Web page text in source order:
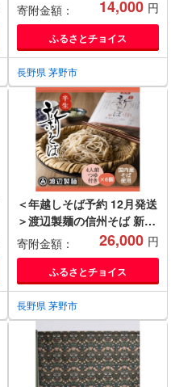
ば4人前つゆ付き×3個 常温
【1655135】
寄附金額： 14,000 円
ふるさとチョイス
長野県 茅野市
＜年越しそば予約 12月発送
＞渡辺製麺の信州そば 新そ
ば4人前つゆ付き×6個 常温
【1655137】
寄附金額： 26,000 円
ふるさとチョイス
長野県 茅野市